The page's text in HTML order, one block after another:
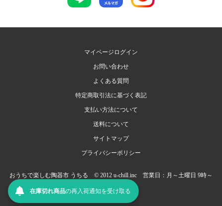
マイページログイン
お問い合わせ
よくある質問
特定商取引法に基づく表記
支払い方法について
送料について
サイトマップ
プライバシーポリシー
おうちで楽しむ陶器市 うちる © 2012 u-chill.inc 営業日：月～土曜日 9時～
在庫切れ商品の再入荷通知を受け取る